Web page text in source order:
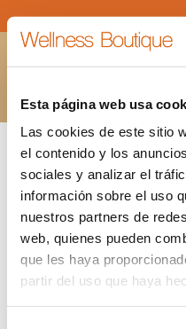
Esta página web usa
Las cookies de este sitio
el contenido y los
sociales y analizar el
información sobre el uso
nuestros partners de
web, quienes pueden
que les haya
partir del uso que haya
BANNER-